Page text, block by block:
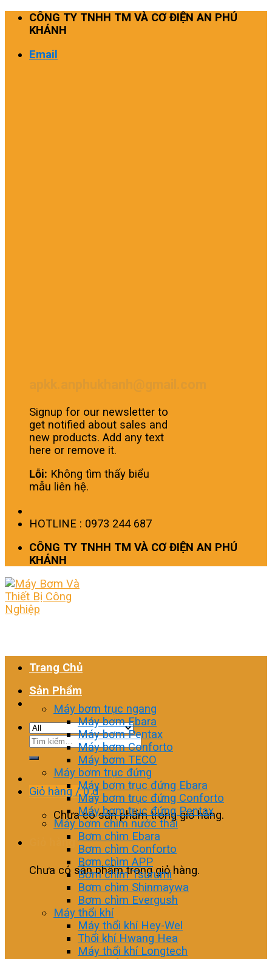
Skip
CÔNG TY TNHH TM VÀ CƠ ĐIỆN AN PHÚ
KHÁNH
Email
Signup for our newsletter to
get notified about sales and
new products. Add any text
here or remove it.
Lỗi: Không tìm thấy biểu
mẫu liên hệ.
HOTLINE : 0973 244 687
CÔNG TY TNHH TM VÀ CƠ ĐIỆN AN PHÚ
KHÁNH
Tìm
Giỏ hàng /0₫
Chưa có sản phẩm trong giỏ hàng.
Giỏ hàng
Chưa có sản phẩm trong giỏ hàng.
Trang Chủ
Sản Phẩm
Máy bơm trục ngang
Máy bơm Ebara
Máy bơm Pentax
Máy bơm Conforto
Máy bơm TECO
Máy bơm trục đứng
Máy bơm trục đứng Ebara
Máy bơm trục đứng Conforto
Máy bơm trục đứng Pentax
Máy bơm chìm nước thải
Bơm chìm Ebara
Bơm chìm Conforto
Bơm chìm APP
Bơm chìm Tsurumi
Bơm chìm Shinmaywa
Bơm chìm Evergush
Máy thổi khí
Máy thổi khí Hey-Wel
Thổi khí Hwang Hea
Máy thổi khí Longtech